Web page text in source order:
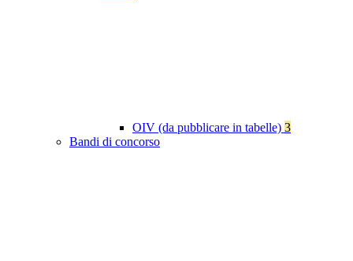
OIV (da pubblicare in tabelle) 3
Bandi di concorso